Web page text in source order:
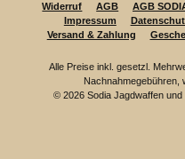
Widerruf AGB AGB
Impressum
Versand & Zahlung
Alle Preise inkl. gesetzl.
Nachnahmegebühren,
© 2026 Sodia Jagdwaffen und